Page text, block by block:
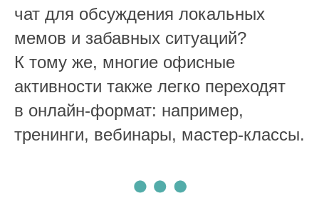
чат для обсуждения локальных
мемов и забавных ситуаций?
К тому же, многие офисные
активности также легко переходят
в онлайн-формат: например,
тренинги, вебинары, мастер-классы.